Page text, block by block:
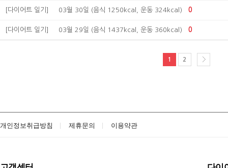
[다이어트 일기] 03월 30일 (음식 1250kcal, 운동 324kcal) 0
[다이어트 일기] 03월 29일 (음식 1437kcal, 운동 360kcal) 0
1 2
개인정보취급방침 제휴문의 이용약관